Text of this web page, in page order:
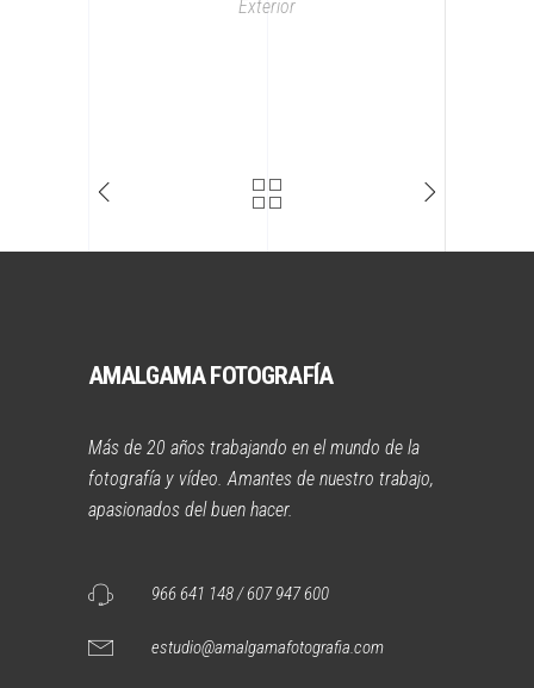
Exterior
AMALGAMA FOTOGRAFÍA
Más de 20 años trabajando en el mundo de la
fotografía y vídeo. Amantes de nuestro trabajo,
apasionados del buen hacer.
966 641 148 / 607 947 600
estudio@amalgamafotografia.com